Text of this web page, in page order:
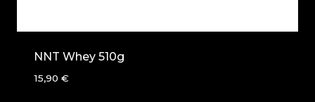
NNT Whey 510g
15,90 €